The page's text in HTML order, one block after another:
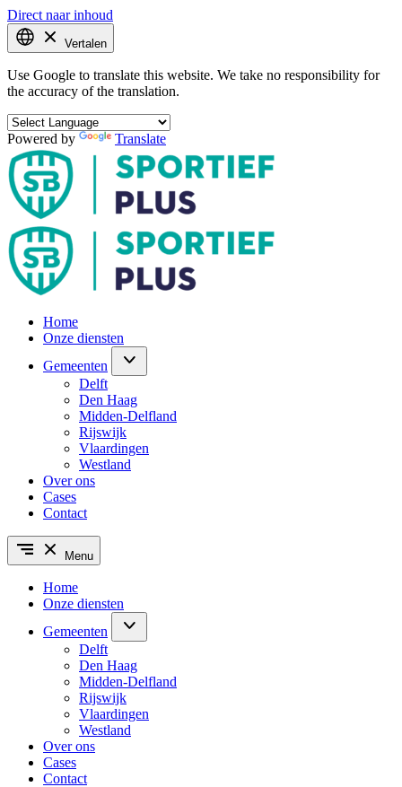
Direct naar inhoud
Vertalen
Use Google to translate this website. We take no responsibility for
the accuracy of the translation.
Powered by Translate
Home
Onze diensten
Gemeenten
Delft
Den Haag
Midden-Delfland
Rijswijk
Vlaardingen
Westland
Over ons
Cases
Contact
Menu
Home
Onze diensten
Gemeenten
Delft
Den Haag
Midden-Delfland
Rijswijk
Vlaardingen
Westland
Over ons
Cases
Contact